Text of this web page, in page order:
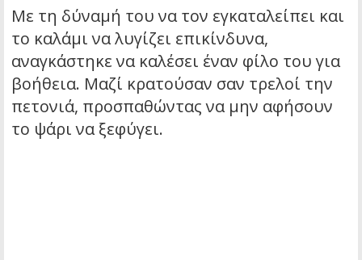
Με τη δύναμή του να τον εγκαταλείπει και
το καλάμι να λυγίζει επικίνδυνα,
αναγκάστηκε να καλέσει έναν φίλο του για
βοήθεια. Μαζί κρατούσαν σαν τρελοί την
πετονιά, προσπαθώντας να μην αφήσουν
το ψάρι να ξεφύγει.